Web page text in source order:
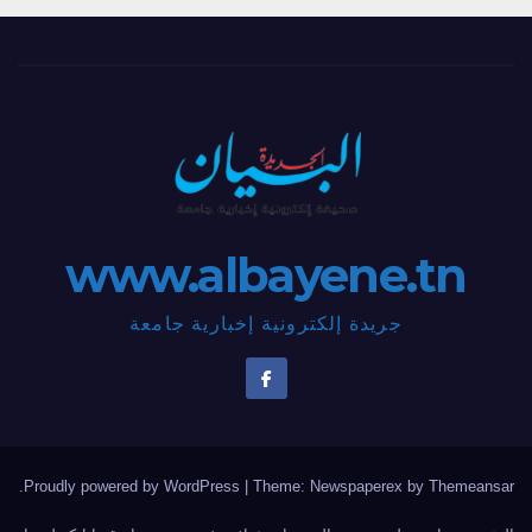
www.albayene.tn
جريدة إلكترونية إخبارية جامعة
Proudly powered by WordPress Theme: Newspaperex by Themeansar
.